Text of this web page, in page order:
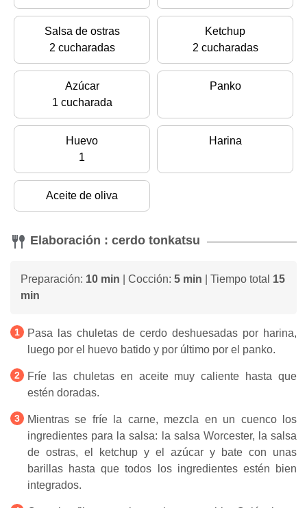
Salsa de ostras
2 cucharadas
Ketchup
2 cucharadas
Azúcar
1 cucharada
Panko
Huevo
1
Harina
Aceite de oliva
Elaboración : cerdo tonkatsu
Preparación: 10 min | Cocción: 5 min | Tiempo total 15
min
Pasa las chuletas de cerdo deshuesadas por harina,
luego por el huevo batido y por último por el panko.
Fríe las chuletas en aceite muy caliente hasta que
estén doradas.
Mientras se fríe la carne, mezcla en un cuenco los
ingredientes para la salsa: la salsa Worcester, la salsa
de ostras, el ketchup y el azúcar y bate con unas
barillas hasta que todos los ingredientes estén bien
integrados.